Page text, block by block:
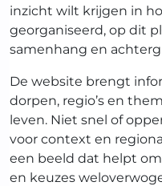
inzicht wilt krijgen in
georganiseerd, op dit
samenhang en
De website brengt
dorpen, regio’s en
leven. Niet snel of
voor context en
een beeld dat helpt
en keuzes